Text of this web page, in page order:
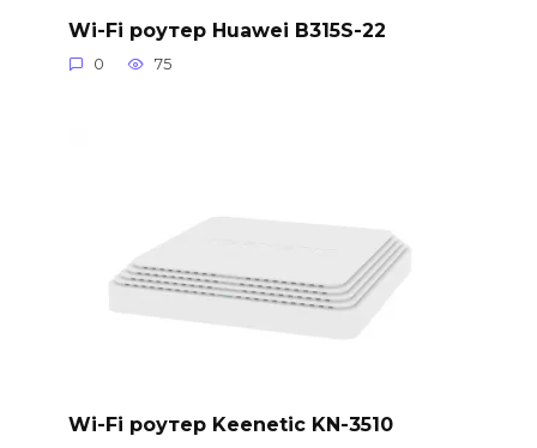
Wi-Fi роутер Huawei B315S-22
0 75
Wi-Fi роутер Keenetic KN-3510